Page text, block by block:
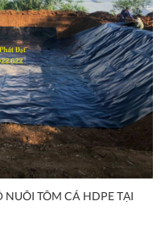
NUÔI TÔM CÁ HDPE TẠI